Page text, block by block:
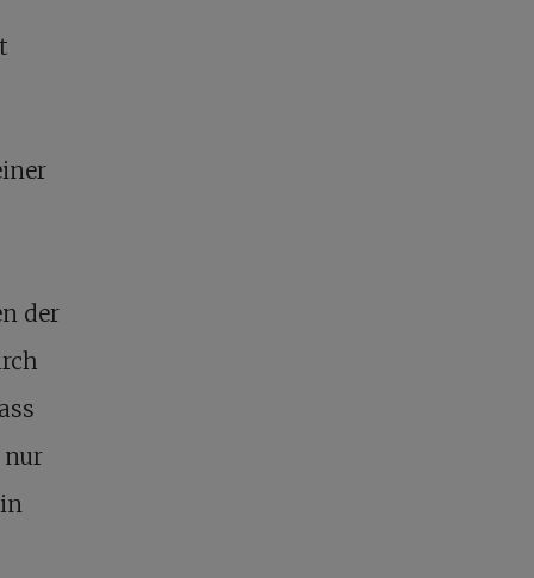
der
nur